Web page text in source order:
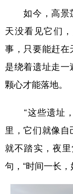
如今，高景
天没看见它们
事，只要能赶
是绕着遗址走
颗心才能落地。
“这些遗址，
里，它们就像
就不踏实，夜
句，“时间一长